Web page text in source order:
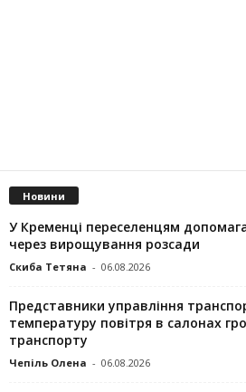
Новини
У Кременці переселенцям
через вирощування розсади
Скиба Тетяна - 06.08.2026
Представники управління
температуру повітря в салонах
транспорту
Чепіль Олена - 06.08.2026